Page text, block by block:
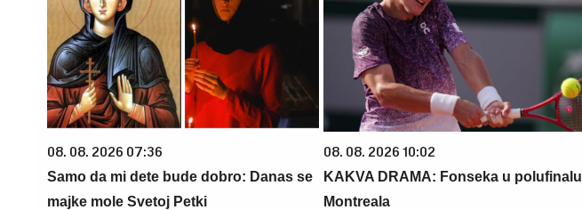
08. 08. 2026 07:36
Samo da mi dete bude dobro: Danas se
majke mole Svetoj Petki
08. 08. 2026 10:02
KAKVA DRAMA: Fonseka u polufinalu
Montreala